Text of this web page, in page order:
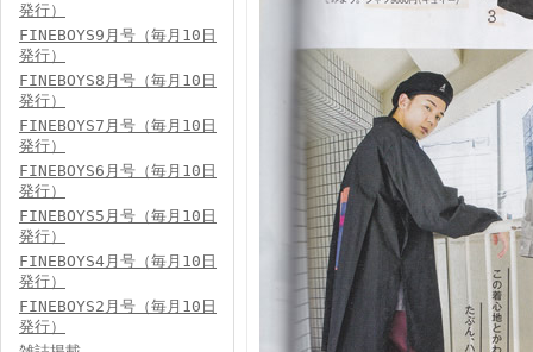
FINEBOYS2024年7月号
FINEBOYS2024年6月号
発行）
FINEBOYS9月号（毎月10日
発行）
FINEBOYS8月号（毎月10日
発行）
FINEBOYS7月号（毎月10日
発行）
FINEBOYS6月号（毎月10日
発行）
FINEBOYS5月号（毎月10日
発行）
FINEBOYS4月号（毎月10日
発行）
FINEBOYS2月号（毎月10日
発行）